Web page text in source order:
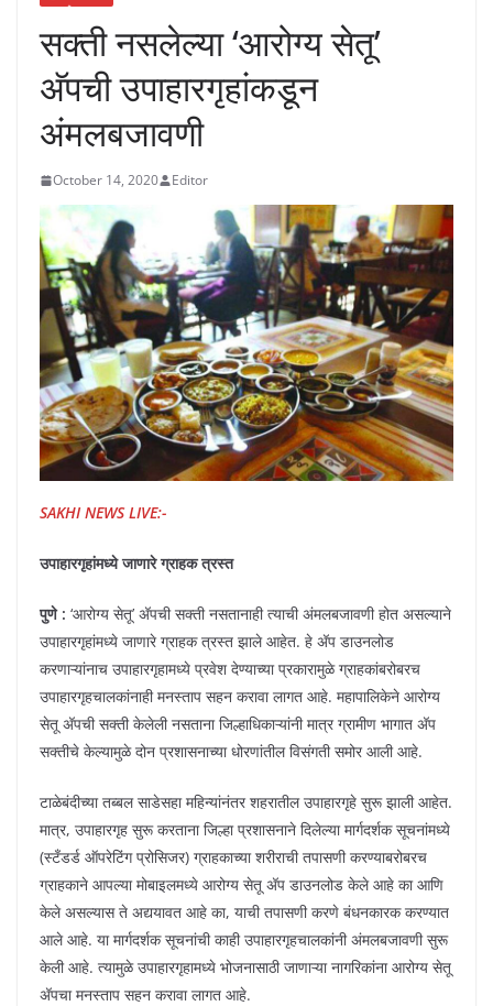
सक्ती नसलेल्या ‘आरोग्य सेतू’
अ‍ॅपची उपाहारगृहांकडून
अंमलबजावणी
October 14, 2020 Editor
SAKHI NEWS LIVE:-
उपाहारगृहांमध्ये जाणारे ग्राहक त्रस्त
पुणे : ‘आरोग्य सेतू’ अ‍ॅपची सक्ती नसतानाही त्याची अंमलबजावणी होत असल्याने
उपाहारगृहांमध्ये जाणारे ग्राहक त्रस्त झाले आहेत. हे अ‍ॅप डाउनलोड
करणाऱ्यांनाच उपाहारगृहामध्ये प्रवेश देण्याच्या प्रकारामुळे ग्राहकांबरोबरच
उपाहारगृहचालकांनाही मनस्ताप सहन करावा लागत आहे. महापालिकेने आरोग्य
सेतू अ‍ॅपची सक्ती केलेली नसताना जिल्हाधिकाऱ्यांनी मात्र ग्रामीण भागात अ‍ॅप
सक्तीचे केल्यामुळे दोन प्रशासनाच्या धोरणांतील विसंगती समोर आली आहे.
टाळेबंदीच्या तब्बल साडेसहा महिन्यांनंतर शहरातील उपाहारगृहे सुरू झाली आहेत.
मात्र, उपाहारगृह सुरू करताना जिल्हा प्रशासनाने दिलेल्या मार्गदर्शक सूचनांमध्ये
(स्टँडर्ड ऑपरेटिंग प्रोसिजर) ग्राहकाच्या शरीराची तपासणी करण्याबरोबरच
ग्राहकाने आपल्या मोबाइलमध्ये आरोग्य सेतू अ‍ॅप डाउनलोड केले आहे का आणि
केले असल्यास ते अद्ययावत आहे का, याची तपासणी करणे बंधनकारक करण्यात
आले आहे. या मार्गदर्शक सूचनांची काही उपाहारगृहचालकांनी अंमलबजावणी सुरू
केली आहे. त्यामुळे उपाहारगृहामध्ये भोजनासाठी जाणाऱ्या नागरिकांना आरोग्य सेतू
अ‍ॅपचा मनस्ताप सहन करावा लागत आहे.